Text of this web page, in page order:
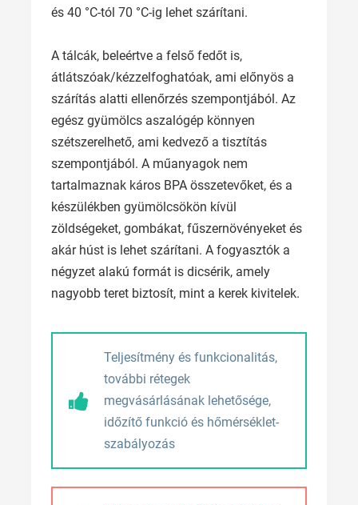
és 40 °C-tól 70 °C-ig lehet szárítani.
A tálcák, beleértve a felső fedőt is,
átlátszóak/kézzelfoghatóak, ami előnyös a
szárítás alatti ellenőrzés szempontjából. Az
egész gyümölcs aszalógép könnyen
szétszerelhető, ami kedvező a tisztítás
szempontjából. A műanyagok nem
tartalmaznak káros BPA összetevőket, és a
készülékben gyümölcsökön kívül
zöldségeket, gombákat, fűszernövényeket és
akár húst is lehet szárítani. A fogyasztók a
négyzet alakú formát is dicsérik, amely
nagyobb teret biztosít, mint a kerek kivitelek.
Teljesítmény és funkcionalitás,
további rétegek
megvásárlásának lehetősége,
időzítő funkció és hőmérséklet-
szabályozás